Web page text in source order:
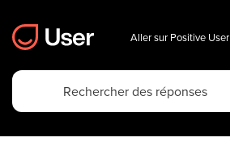
Aller sur Positive User